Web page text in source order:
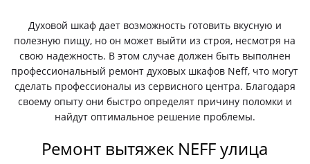
Духовой шкаф дает возможность готовить вкусную и
полезную пищу, но он может выйти из строя, несмотря на
свою надежность. В этом случае должен быть выполнен
профессиональный ремонт духовых шкафов Neff, что могут
сделать профессионалы из сервисного центра. Благодаря
своему опыту они быстро определят причину поломки и
найдут оптимальное решение проблемы.
Ремонт вытяжек NEFF улица